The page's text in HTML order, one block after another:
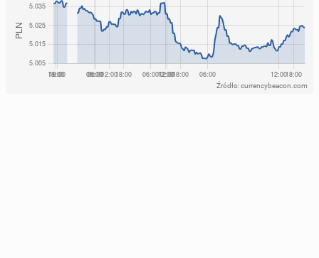
Źródło: currencybeacon.com